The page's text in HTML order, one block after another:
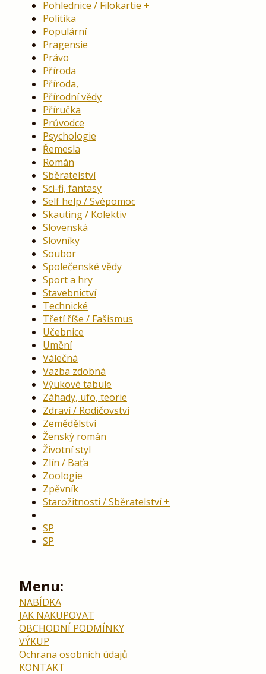
Pohlednice / Filokartie
Politika
Populární
Pragensie
Právo
Příroda
Příroda,
Přírodní vědy
Příručka
Průvodce
Psychologie
Řemesla
Román
Sběratelství
Sci-fi, fantasy
Self help / Svépomoc
Skauting / Kolektiv
Slovenská
Slovníky
Soubor
Společenské vědy
Sport a hry
Stavebnictví
Technické
Třetí říše / Fašismus
Učebnice
Umění
Válečná
Vazba zdobná
Výukové tabule
Záhady, ufo, teorie
Zdraví / Rodičovství
Zemědělství
Ženský román
Životní styl
Zlín / Baťa
Zoologie
Zpěvník
Starožitnosti / Sběratelství
SP
SP
Menu:
NABÍDKA
JAK NAKUPOVAT
OBCHODNÍ PODMÍNKY
VÝKUP
Ochrana osobních údajů
KONTAKT